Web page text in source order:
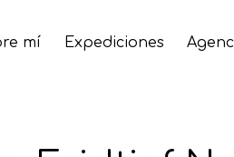
mí Expediciones